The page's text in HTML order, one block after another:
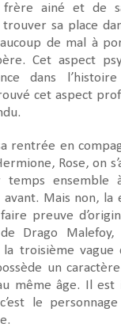
frère ainé et de
trouver sa place
de mal à
Cet aspect
dans
cet aspect
rentrée en
Rose, on
temps ensemble
Mais non, la
preuve
Drago
troisième vague
un
même âge. Il est
le